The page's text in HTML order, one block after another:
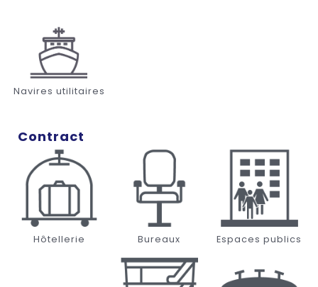
Navires utilitaires
Contract
Hôtellerie Bureaux Espaces publics